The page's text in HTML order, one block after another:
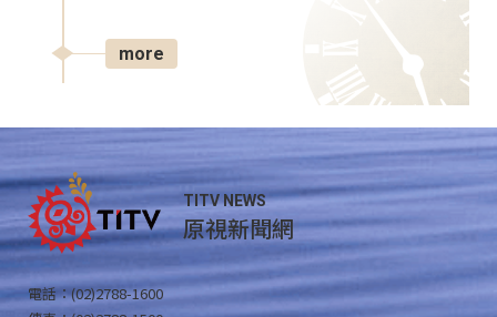
more
TITV NEWS
原視新聞網
電話：(02)2788-1600